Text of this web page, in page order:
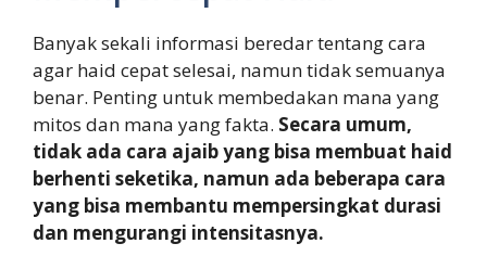
Banyak sekali informasi beredar tentang cara
agar haid cepat selesai, namun tidak semuanya
benar. Penting untuk membedakan mana yang
mitos dan mana yang fakta. Secara umum,
tidak ada cara ajaib yang bisa membuat haid
berhenti seketika, namun ada beberapa cara
yang bisa membantu mempersingkat durasi
dan mengurangi intensitasnya.